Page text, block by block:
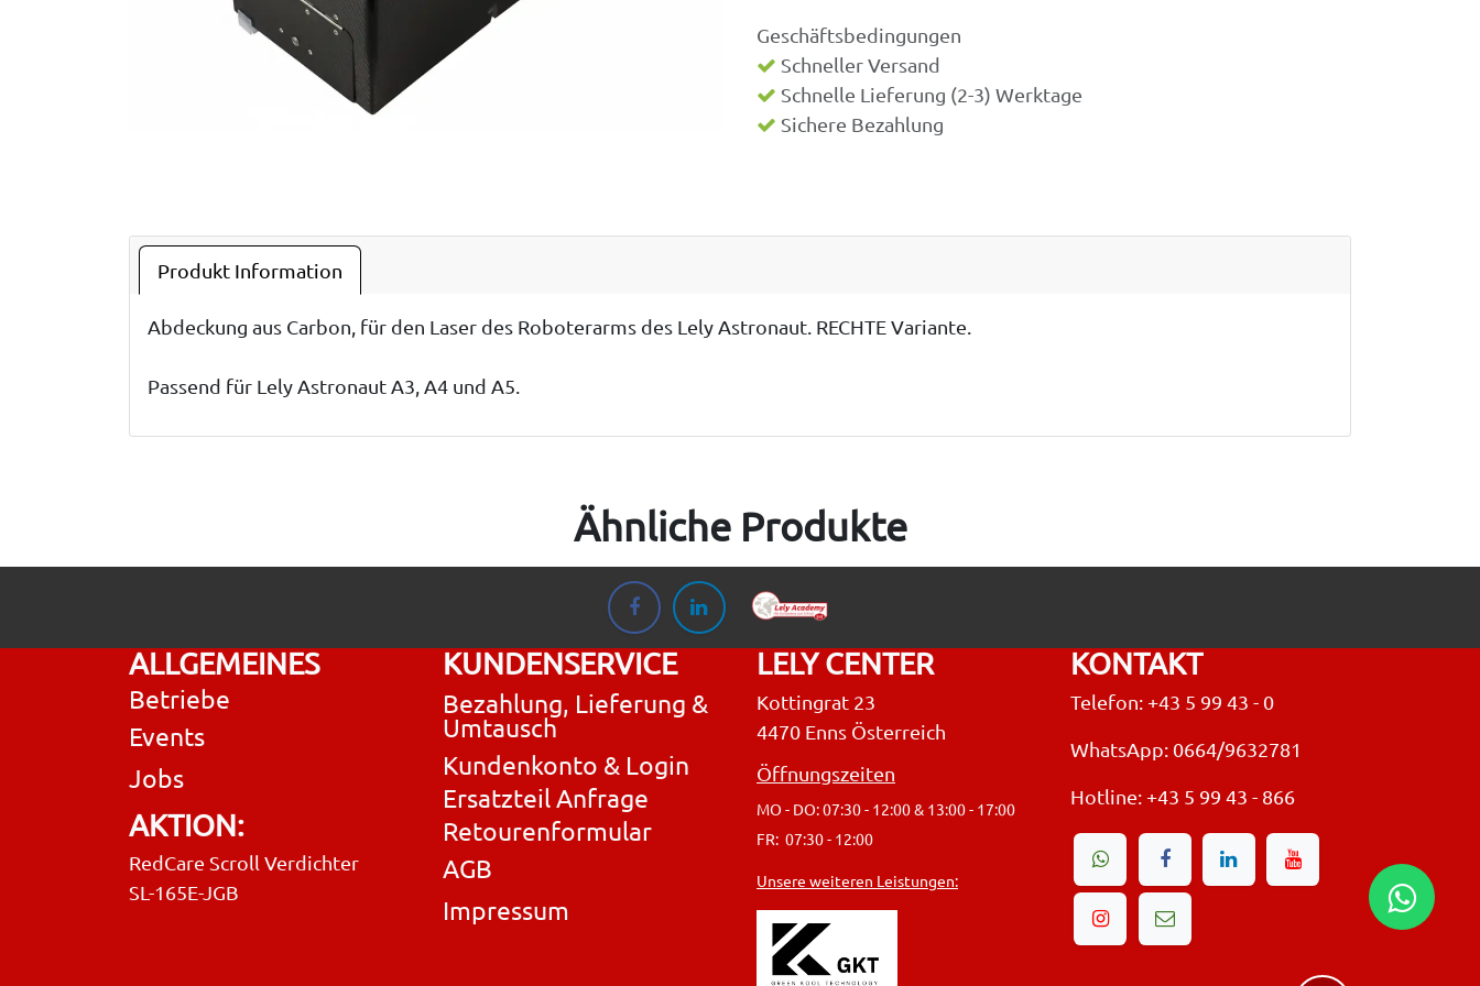
Geschäftsbedingungen
Schneller Versand
Schnelle Lieferung (2-3) Werktage
Sichere Bezahlung
Produkt Information
Abdeckung aus Carbon, für den Laser des Roboterarms des Lely Astronaut. RECHTE Variante.
Passend für Lely Astronaut A3, A4 und A5.
Ähnliche Produkte
ALLGEMEINES
Betriebe
Events
Jobs
AKTION:
RedCare Scroll Verdichter
SL-165E-JGB
KUNDENSERVICE
Bezahlung, Lieferung &
Umtausch
Kundenkonto & Login
Ersatzteil Anfrage
Retourenformular
AGB
Impressum
LELY CENTER
Kottingrat 23
4470 Enns Österreich
Öffnungszeiten
MO - DO: 07:30 - 12:00 & 13:00 - 17:00
FR: 07:30 - 12:00
Unsere weiteren Leistungen:
KONTAKT
Telefon: +43 5 99 43 - 0
WhatsApp: 0664/9632781
Hotline: +43 5 99 43 - 866